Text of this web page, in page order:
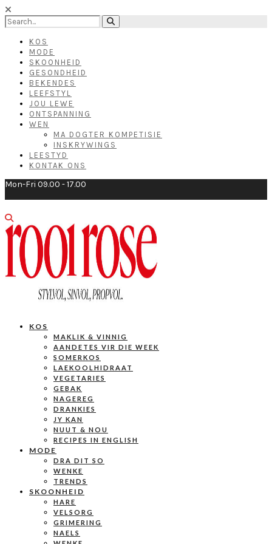
KOS
MODE
SKOONHEID
GESONDHEID
BEKENDES
LEEFSTYL
JOU LEWE
ONTSPANNING
WEN
MA DOGTER KOMPETISIE
INSKRYWINGS
LEESTYD
KONTAK ONS
Mon-Fri 09.00 - 17.00
KOS
MAKLIK & VINNIG
AANDETES VIR DIE WEEK
SOMERKOS
LAEKOOLHIDRAAT
VEGETARIES
GEBAK
NAGEREG
DRANKIES
JY KAN
NUUT & NOU
RECIPES IN ENGLISH
MODE
DRA DIT SO
WENKE
TRENDS
SKOONHEID
HARE
VELSORG
GRIMERING
NAELS